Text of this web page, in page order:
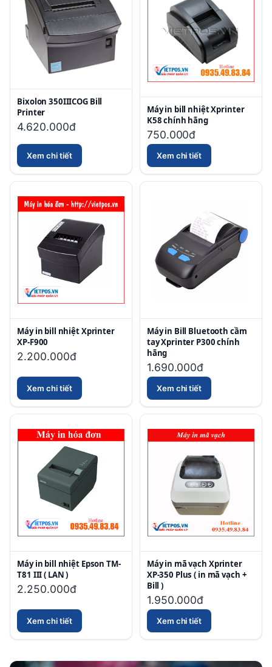
Bixolon 350IIICOG Bill
Printer
4.620.000đ
Xem chi tiết
Máy in bill nhiệt Xprinter
K58 chính hãng
750.000đ
Xem chi tiết
Máy in bill nhiệt Xprinter
XP-F900
2.200.000đ
Xem chi tiết
Máy in Bill Bluetooth cầm
tay Xprinter P300 chính
hãng
1.690.000đ
Xem chi tiết
Máy in bill nhiệt Epson TM-
T81 III ( LAN )
2.250.000đ
Xem chi tiết
Máy in mã vạch Xprinter
XP-350 Plus ( in mã vạch +
Bill )
1.950.000đ
Xem chi tiết